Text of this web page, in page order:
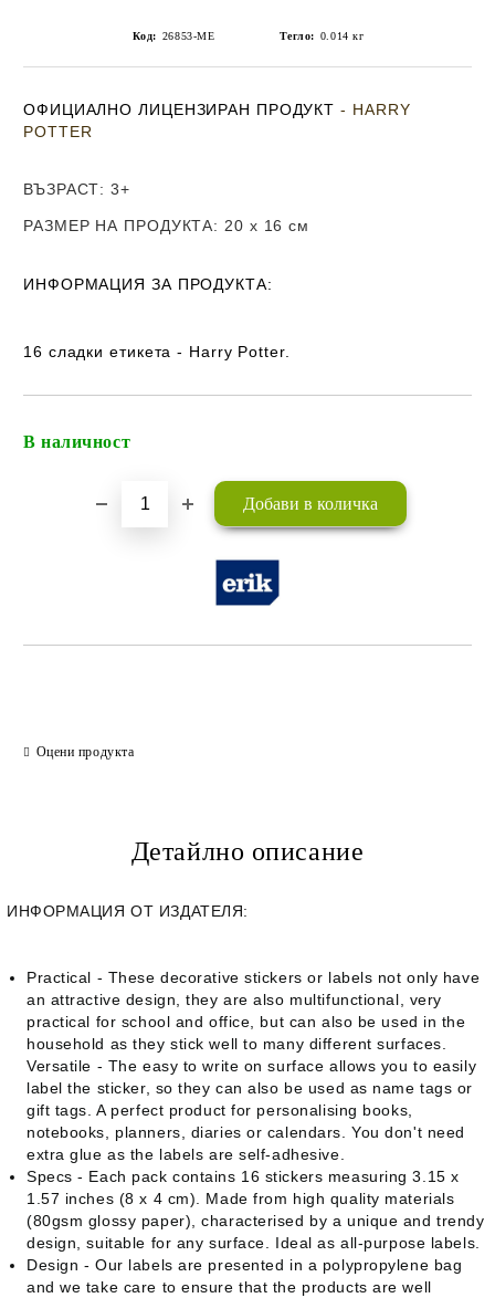
Код: 26853-ME Тегло: 0.014 кг
ОФИЦИАЛНО ЛИЦЕНЗИРАН ПРОДУКТ- HARRY
POTTER
ВЪЗРАСТ: 3+
РАЗМЕР НА ПРОДУКТА: 20 x 16 см
ИНФОРМАЦИЯ ЗА ПРОДУКТА:
16 сладки етикета - Harry Potter.
В наличност
Оцени продукта
Детайлно описание
ИНФОРМАЦИЯ ОТ ИЗДАТЕЛЯ:
Practical - These decorative stickers or labels not only have
an attractive design, they are also multifunctional, very
practical for school and office, but can also be used in the
household as they stick well to many different surfaces.
Versatile - The easy to write on surface allows you to easily
label the sticker, so they can also be used as name tags or
gift tags. A perfect product for personalising books,
notebooks, planners, diaries or calendars. You don't need
extra glue as the labels are self-adhesive.
Specs - Each pack contains 16 stickers measuring 3.15 x
1.57 inches (8 x 4 cm). Made from high quality materials
(80gsm glossy paper), characterised by a unique and trendy
design, suitable for any surface. Ideal as all-purpose labels.
Design - Our labels are presented in a polypropylene bag
and we take care to ensure that the products are well